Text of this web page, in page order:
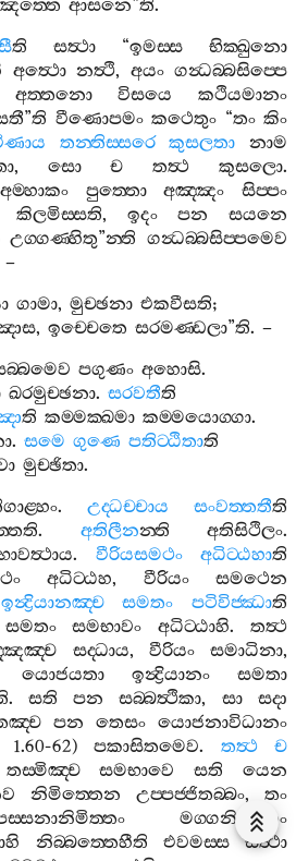
ආසනෙ”ති.
ති සත්‍ථා “ඉමස‍්ස
භික‍්ඛුනො
අත්‍ථො නත්‍ථි, අයං ගන්‍ධබ‍්බසිප‍්පෙ
අත‍්තනො විසයෙ
කථියමානං
”ති වීණොපමං කථෙතුං “තං කිං
තන‍්තිස‍්සරෙ කුසලතා
නාම
, සො ච තත්‍ථ කුසලො.
අම‍්හාකං පුත‍්තො අඤ‍්ඤං
සිප‍්පං
කිලමිස‍්සති, ඉදං පන
සයනෙ
උග‍්ගණ‍්හිතු”න‍්ති ගන්‍ධබ‍්බසිප‍්පමෙව
–
ගාමා,මුච‍්ඡනා එකවීසති;
,ඉච‍්චෙතෙ සරමණ‍්ඩලා”ති. –
පගුණං අහොසි.
ඛරමුච‍්ඡනා. සරවතීති
ති කම‍්මක‍්ඛමා කම‍්මයොග‍්ගා.
. සමෙ ගුණෙ පතිට‍්ඨිතාති
මුච‍්ඡිතා.
. උද‍්ධච‍්චාය සංවත‍්තතීති
. අතිලීනන‍්ති අතිසිථිලං.
. වීරියසමථං අධිට‍්ඨහාති
අධිට‍්ඨහ, වීරියං
සමථෙන
ඉන්‍ද්‍රියානඤ‍්ච සමතං පටිවිජ‍්ඣාති
සමතං සමභාවං අධිට‍්ඨාහි.තත්‍ථ
සද‍්ධාය, වීරියං සමාධිනා,
යොජයතා ඉන්‍ද්‍රියානං
සමතා
. සති පන සබ‍්බත්‍ථිකා, සා
සදා
පන තෙසං යොජනාවිධානං
1.60-62)පකාසිතමෙව. තත්‍ථ
ච
තස‍්මිඤ‍්ච සමභාවෙ සති
යෙන
නිමිත‍්තෙන උප‍්පජ‍්ජිතබ‍්බං, තං
මග‍්ගනිමිත‍්තං
නිබ‍්බත‍්තෙහීති එවමස‍්ස
සත්‍ථා